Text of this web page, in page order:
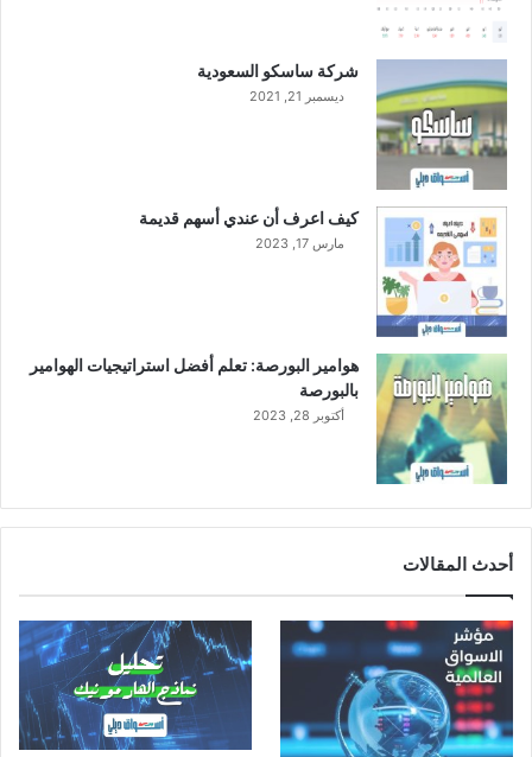
شركة ساسكو السعودية
ديسمبر 21, 2021
كيف اعرف أن عندي أسهم قديمة
مارس 17, 2023
هوامير البورصة: تعلم أفضل استراتيجيات الهوامير
بالبورصة
أكتوبر 28, 2023
أحدث المقالات